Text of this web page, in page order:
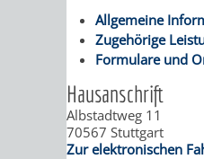
UND
JUGENDLICHE
UND
PFLEGE
Allgemeine
Zugehörige
Formulare und
Hausanschrift
Albstadtweg 11
70567 Stuttgart
Zur elektronischen